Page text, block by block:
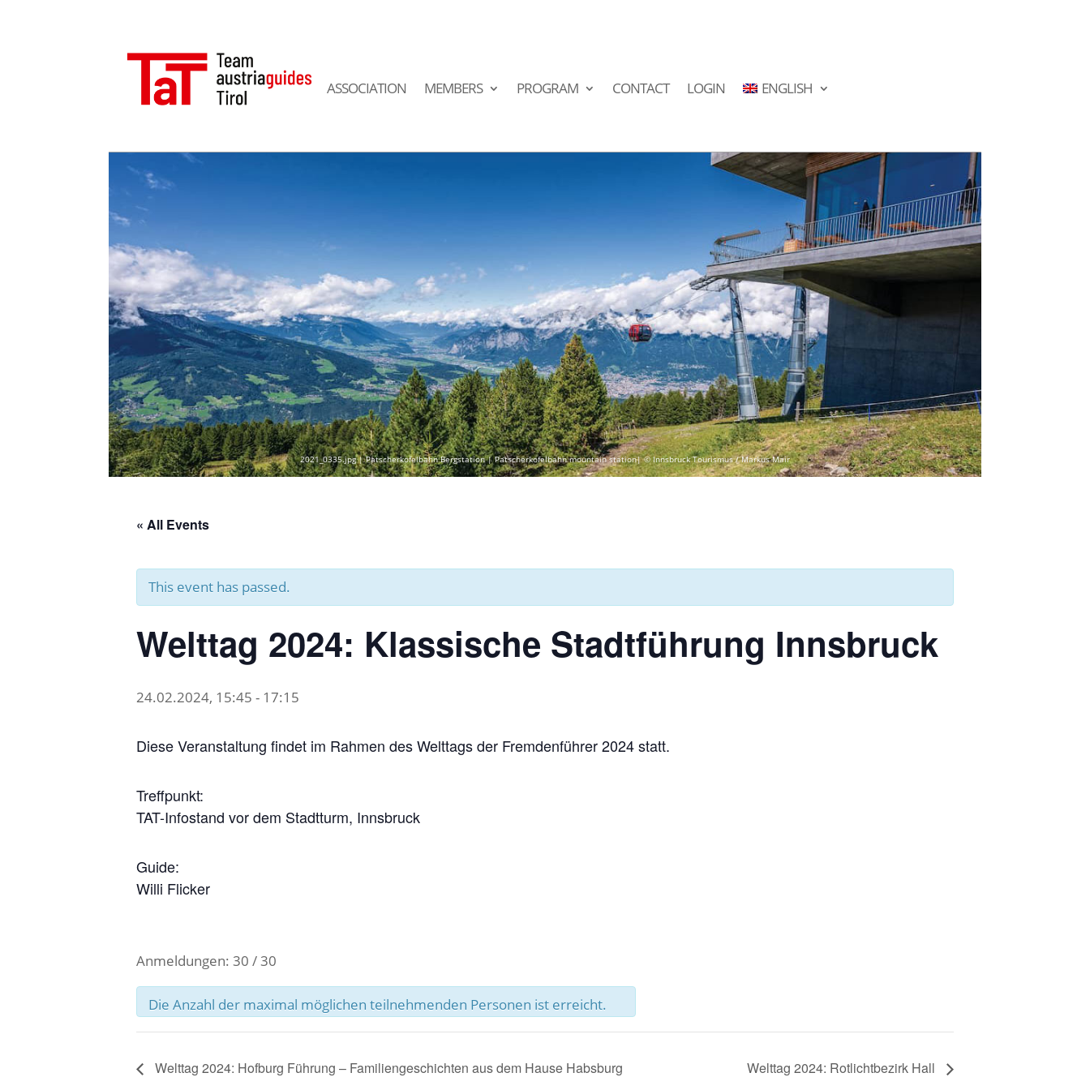
ASSOCIATION MEMBERS PROGRAM CONTACT LOGIN ENGLISH
2021_0335.jpg | Patscherkofelbahn Bergstation | Patscherkofelbahn mountain station| © Innsbruck Tourismus / Markus Mair
« All Events
This event has passed.
Welttag 2024: Klassische Stadtführung Innsbruck
24.02.2024, 15:45 - 17:15
Diese Veranstaltung findet im Rahmen des Welttags der Fremdenführer 2024 statt.
Treffpunkt:
TAT-Infostand vor dem Stadtturm, Innsbruck
Guide:
Willi Flicker
Anmeldungen: 30 / 30
Die Anzahl der maximal möglichen teilnehmenden Personen ist erreicht.
Welttag 2024: Hofburg Führung – Familiengeschichten aus dem Hause Habsburg Welttag 2024: Rotlichtbezirk Hall